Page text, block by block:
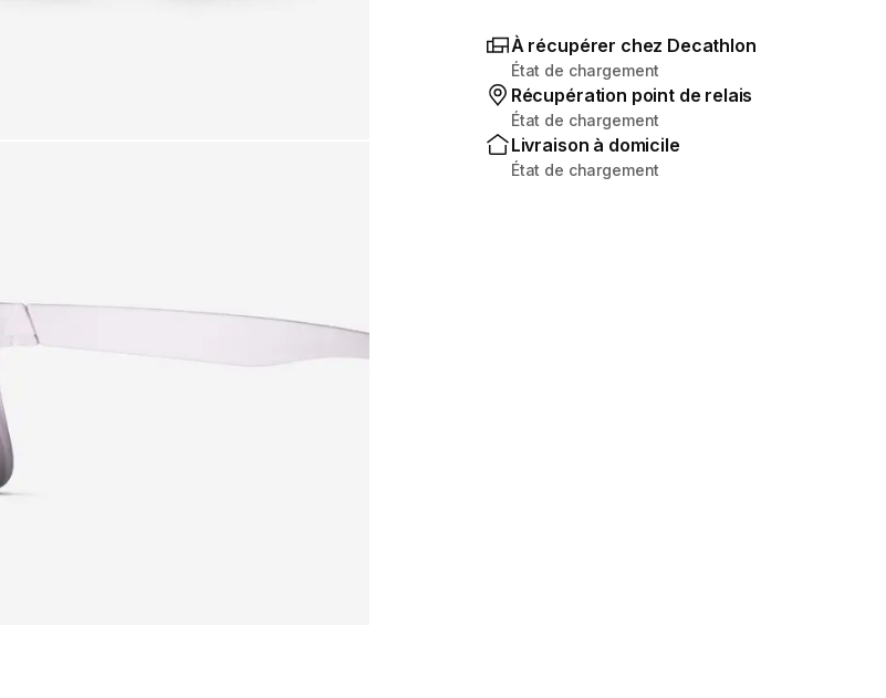
À récupérer chez Decathlon
État de chargement
Récupération point de relais
État de chargement
Livraison à domicile
État de chargement